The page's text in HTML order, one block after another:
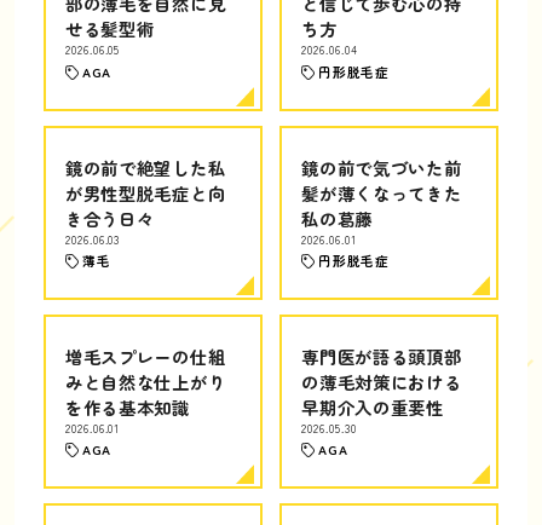
せる髪型術
2026.06.05
AGA
ち方
2026.06.04
円形脱毛症
鏡の前で絶望した私
が男性型脱毛症と向
き合う日々
2026.06.03
薄毛
鏡の前で気づいた前
髪が薄くなってきた
私の葛藤
2026.06.01
円形脱毛症
増毛スプレーの仕組
みと自然な仕上がり
を作る基本知識
2026.06.01
AGA
専門医が語る頭頂部
の薄毛対策における
早期介入の重要性
2026.05.30
AGA